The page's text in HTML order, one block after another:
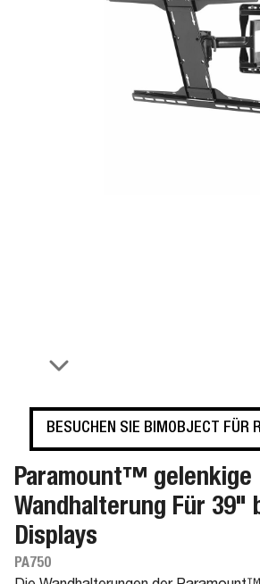
BESUCHEN SIE BIMOBJECT FÜR
Paramount™ gelenkige
Wandhalterung Für 39"
Displays
PA750